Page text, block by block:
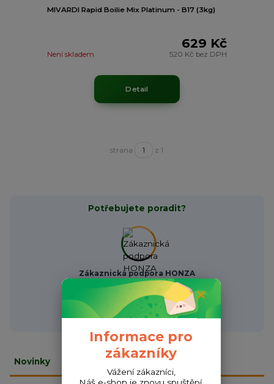
MIVARDI Rapid Boilie Mix Platinum - B17 (3kg)
629 Kč
520 Kč bez DPH
Není skladem
Detail
strana z 1
Potřebujete poradit?
Zákaznická podpora HONZA
+420 720 256 434
(Po-Čt 9-17 hod.,Pá 9-18 hod.)
obchod@fishcom.cz
Novinky
Informace pro
zákazníky
Vážení zákazníci,